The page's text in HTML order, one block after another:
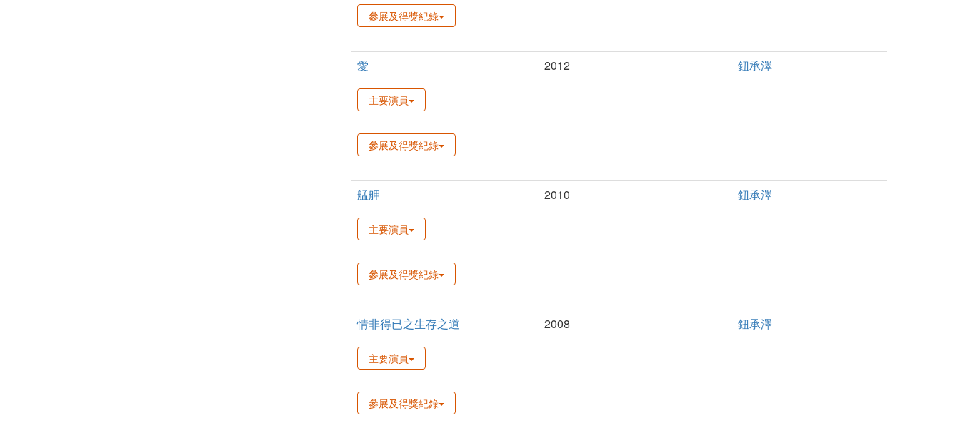
參展及得獎紀錄
愛 2012 鈕承澤
主要演員
參展及得獎紀錄
艋舺 2010 鈕承澤
主要演員
參展及得獎紀錄
情非得已之生存之道 2008 鈕承澤
主要演員
參展及得獎紀錄